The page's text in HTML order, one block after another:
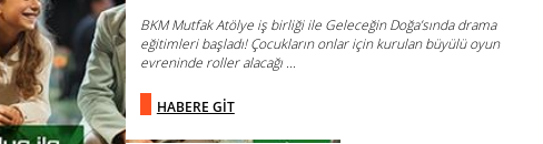
BKM Mutfak Atölye iş birliği ile Geleceğin Doğa’sında drama
eğitimleri başladı! Çocukların onlar için kurulan büyülü oyun
evreninde roller alacağı ...
HABERE GİT